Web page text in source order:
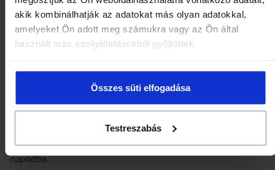
akik kombinálhatják az adatokat más olyan adatokkal,
amelyeket Ön adott meg számukra vagy az Ön által
használt más szolgáltatásokból gyűjtöttek.
Összes süti elfogadása
Testreszabás
Hiszünk abban, hogy az ételeknek nemcsak finomnak kell
lenniük, hanem egy kis örömöt is kell csempészniük a
napodba.